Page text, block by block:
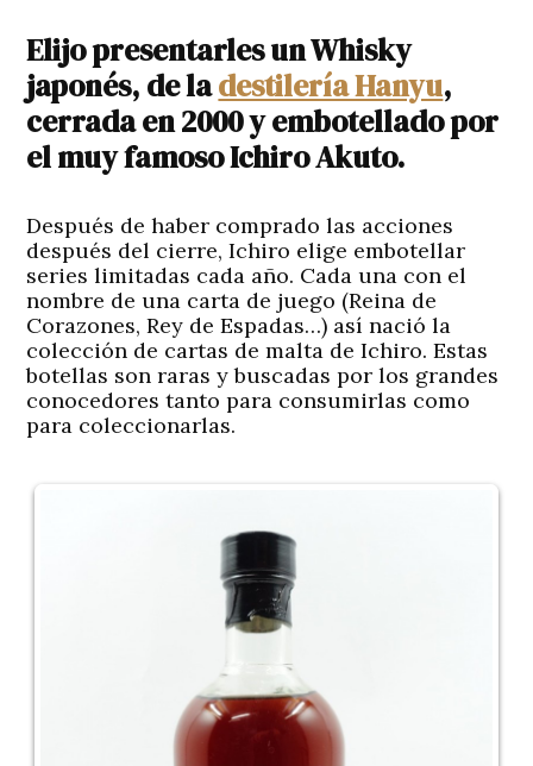
Elijo presentarles un Whisky
japonés, de ladestilería Hanyu,
cerrada en 2000 y embotellado por
el muy famoso Ichiro Akuto.
Después de haber comprado las acciones
después del cierre, Ichiro elige embotellar
series limitadas cada año. Cada una con el
nombre de una carta de juego (Reina de
Corazones, Rey de Espadas…) así nació la
colección de cartas de malta de Ichiro. Estas
botellas son raras y buscadas por los grandes
conocedores tanto para consumirlas como
para coleccionarlas.